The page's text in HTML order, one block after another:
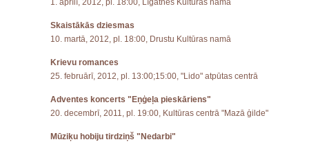
1. aprīlī, 2012, pl. 18:00, Līgatnes Kultūras namā
Skaistākās dziesmas
10. martā, 2012, pl. 18:00, Drustu Kultūras namā
Krievu romances
25. februārī, 2012, pl. 13:00;15:00, "Lido" atpūtas centrā
Adventes koncerts "Eņģeļa pieskāriens"
20. decembrī, 2011, pl. 19:00, Kultūras centrā "Mazā ģilde"
Mūziķu hobiju tirdziņš "Nedarbi"